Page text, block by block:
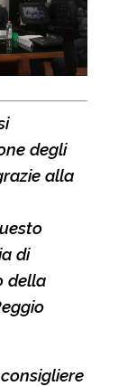
degli
alla
di
della